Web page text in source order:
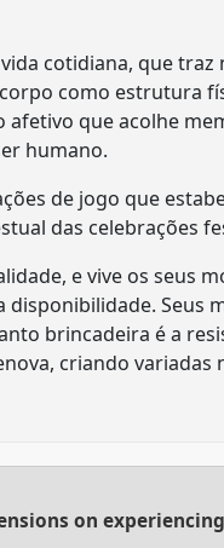
cotidiana, que traz
como estrutura
que acolhe
humano.
de jogo que
das celebrações
e vive os seus
Seus
brincadeira é a
criando variadas
on